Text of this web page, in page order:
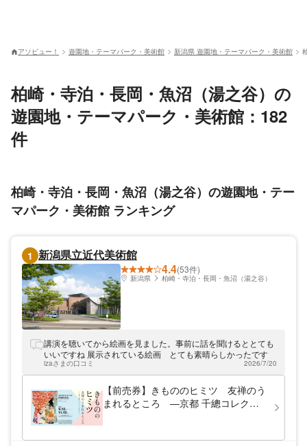
アソビュー！ 遊園地・テーマパーク・美術館 新潟県 遊園地・テーマパーク・美術館
柏崎・寺泊・長岡・魚沼（湯之谷）の
遊園地・テーマパーク・美術館：182
件
柏崎・寺泊・長岡・魚沼（湯之谷）の遊園地・テー
マパーク・美術館 ランキング
1 新潟県立近代美術館
4.4(53件)
新潟県 柏崎・寺泊・長岡・魚沼（湯之谷）
講演を聴いてから絵画を見ました。事前に話を聞けるととても
いいですね 展示されている絵画 とても素晴らしかったです
izaさまの口コミ 2026/7/20
【前売券】きもののヒミツ 友禅のう
まれるところ ―京都 千總コレクシ